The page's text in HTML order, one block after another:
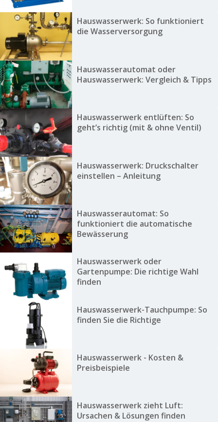
Hauswasserwerk: So funktioniert
die Wasserversorgung
Hauswasserautomat oder
Hauswasserwerk: Vergleich & Tipps
Hauswasserwerk entlüften: So
geht’s richtig (mit & ohne Ventil)
Hauswasserwerk: Druckschalter
einstellen – Anleitung
Hauswasserautomat: So
funktioniert die automatische
Bewässerung
Hauswasserwerk oder
Gartenpumpe: Die richtige Wahl
finden
Hauswasserwerk-Tauchpumpe: So
finden Sie die Richtige
Hauswasserwerk - Kosten &
Preisbeispiele
Hauswasserwerk zieht Luft:
Ursachen & Lösungen finden